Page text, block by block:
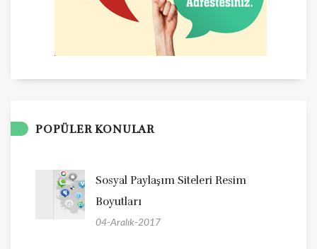
POPÜLER KONULAR
Sosyal Paylaşım Siteleri Resim
Boyutları
04-Aralık-2017